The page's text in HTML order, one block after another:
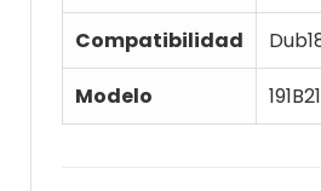
Compatibilidad
Modelo